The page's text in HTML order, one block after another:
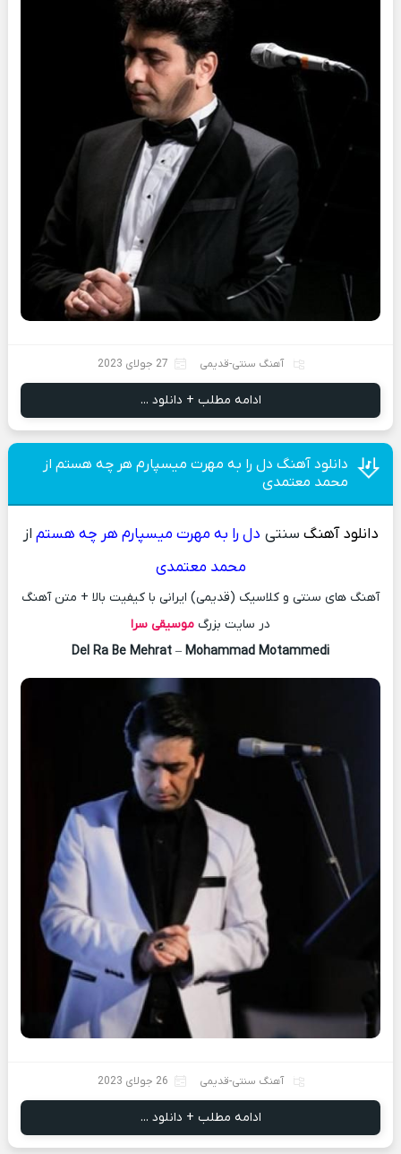
آهنگ سنتی-قدیمی 27 جولای 2023
ادامه مطلب + دانلود ...
دانلود آهنگ دل را به مهرت میسپارم هر چه هستم از
محمد معتمدی
دانلود آهنگ سنتی دل را به مهرت میسپارم هر چه هستم از
محمد معتمدی
آهنگ های سنتی و کلاسیک (قدیمی) ایرانی با کیفیت بالا + متن آهنگ
در سایت بزرگ موسیقی سرا
Del Ra Be Mehrat – Mohammad Motammedi
آهنگ سنتی-قدیمی 26 جولای 2023
ادامه مطلب + دانلود ...